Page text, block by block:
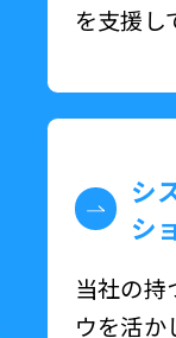
を支援し
シ
シ
当社の持
ウを活